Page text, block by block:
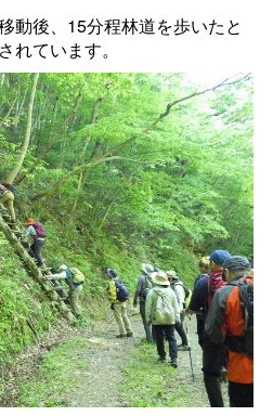
動後、15分程林道を歩いたと
れています。